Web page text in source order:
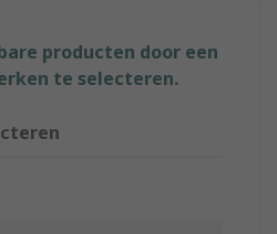
producten door een
te selecteren.